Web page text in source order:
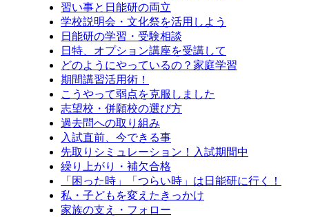
習い事と日能研の両立
学校説明会・文化祭を活用しよう
日能研の学習・受験相談
日特、オプション講座を受講して
どのようにやっているの？家庭学習
期間講習活用術！
こうやって弱点を克服しました
志望校・併願校の選び方
過去問への取り組み
入試直前、今できる事
先取りシミュレーション！入試期間中
繰り上がり・補欠合格
「困った時」「つらい時」は日能研に行く！
私・子どもを変えたきっかけ
家族の支え・フォロー